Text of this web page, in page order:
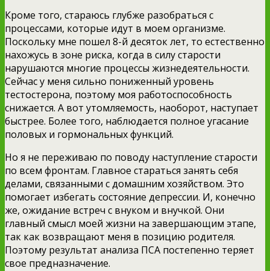
Кроме того, стараюсь глубже разобраться с
процессами, которые идут в моем организме.
Поскольку мне пошел 8-й десяток лет, то естественно
нахожусь в зоне риска, когда в силу старости
нарушаются многие процессы жизнедеятельности.
Сейчас у меня сильно пониженный уровень
тестостерона, поэтому моя работоспособность
снижается. А вот утомляемость, наоборот, наступает
быстрее. Более того, наблюдается полное угасание
половых и гормональных функций.
Но я не переживаю по поводу наступление старости
по всем фронтам. Главное стараться занять себя
делами, связанными с домашним хозяйством. Это
помогает избегать состояние депрессии. И, конечно
же, ожидание встреч с внуком и внучкой. Они
главный смысл моей жизни на завершающим этапе,
так как возвращают меня в позицию родителя.
Поэтому результат анализа ПСА постепенно теряет
свое предназначение.